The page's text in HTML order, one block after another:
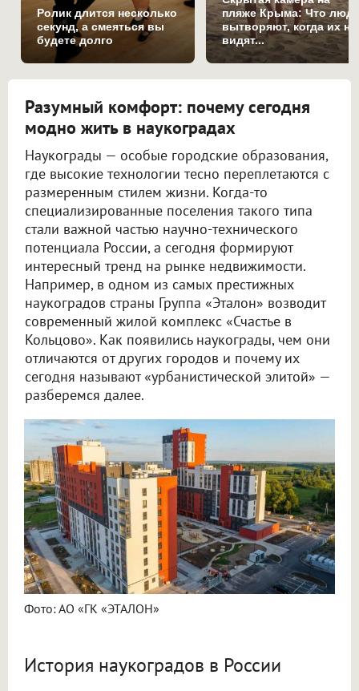
Ролик длится несколько
секунд, а смеяться вы
будете долго
пляже Крыма: Что
вытворяют, когда их не
видят...
Разумный комфорт: почему сегодня
модно жить в наукоградах
Наукограды — особые городские образования,
где высокие технологии тесно переплетаются с
размеренным стилем жизни. Когда-то
специализированные поселения такого типа
стали важной частью научно-технического
потенциала России, а сегодня формируют
интересный тренд на рынке недвижимости.
Например, в одном из самых престижных
наукоградов страны Группа «Эталон» возводит
современный жилой комплекс «Счастье в
Кольцово». Как появились наукограды, чем они
отличаются от других городов и почему их
сегодня называют «урбанистической элитой» —
разберемся далее.
Фото: АО «ГК «ЭТАЛОН»
История наукоградов в России